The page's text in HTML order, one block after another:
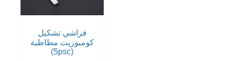
فراشي تشكيل
كومبوزيت مطاطية
(5psc)